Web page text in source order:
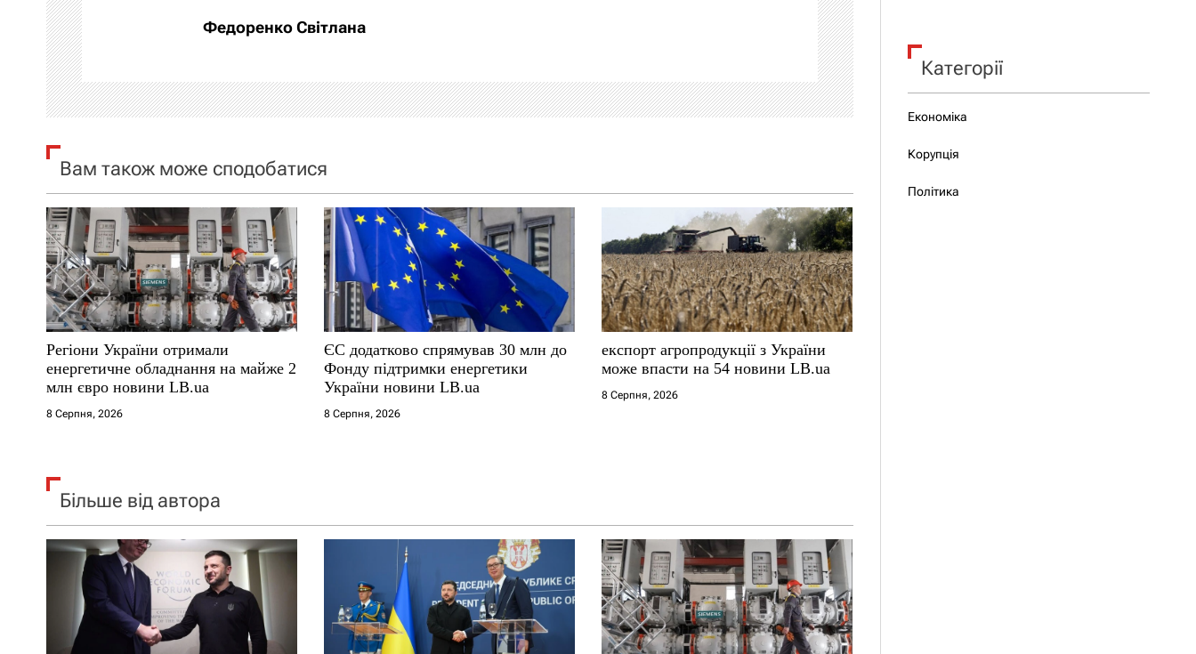
а
ц
і
я
а
п
и
с
і
в
Федоренко Світлана
Вам також може сподобатися
Регіони України отримали
енергетичне обладнання на майже 2
млн євро новини LB.ua
8 Серпня, 2026
ЄС додатково спрямував 30 млн до
Фонду підтримки енергетики
України новини LB.ua
8 Серпня, 2026
експорт агропродукції з України
може впасти на 54 новини LB.ua
8 Серпня, 2026
Більше від автора
Категорії
Економіка
Корупція
Політика